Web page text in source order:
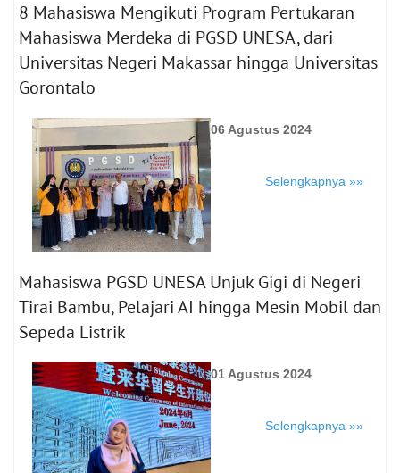
8 Mahasiswa Mengikuti Program Pertukaran
Mahasiswa Merdeka di PGSD UNESA, dari
Universitas Negeri Makassar hingga Universitas
Gorontalo
06 Agustus 2024
Selengkapnya »»
Mahasiswa PGSD UNESA Unjuk Gigi di Negeri
Tirai Bambu, Pelajari AI hingga Mesin Mobil dan
Sepeda Listrik
01 Agustus 2024
Selengkapnya »»